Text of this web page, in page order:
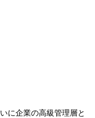
に企業の高級管理層と